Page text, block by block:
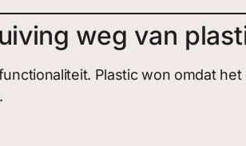
weg van
Plastic won omdat